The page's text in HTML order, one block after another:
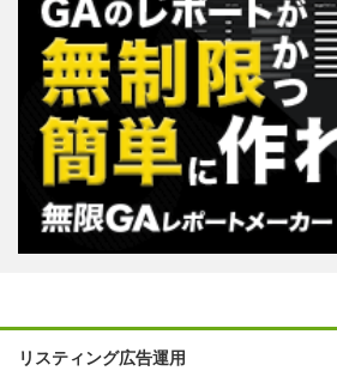
リスティング広告運用